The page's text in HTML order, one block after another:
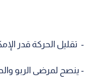
- تقليل الحركة قدر
- ينصح لمرضى الربو